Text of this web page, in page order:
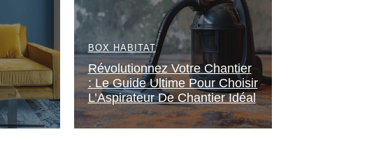
BOX HABITAT
Révolutionnez Votre Chantier
: Le Guide Ultime Pour Choisir
L’Aspirateur De Chantier Idéal